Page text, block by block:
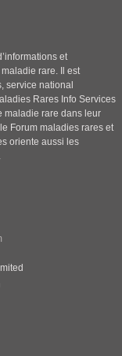
et
rare. Il est
service national
Rares Info Services
maladie rare dans leur
Forum maladies rares et
oriente aussi les